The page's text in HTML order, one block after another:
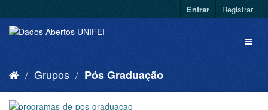
Entrar Registrar
Grupos Pós Graduação